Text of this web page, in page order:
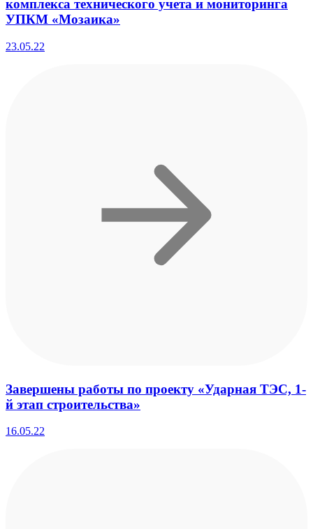
комплекса технического учета и мониторинга
УПКМ «Мозаика»
23.05.22
Завершены работы по проекту «Ударная ТЭС, 1-
й этап строительства»
16.05.22